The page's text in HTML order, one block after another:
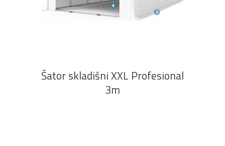
Šator skladišni XXL Profesional
3m